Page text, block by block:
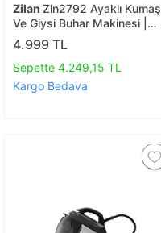
Zilan Zln2792 Ayaklı Kumaş
Ve Giysi Buhar Makinesi |
Dikey Buharlı Ütü | Kırışık
Giderici | 1.7 L. 2000 W
4.999 TL
Sepette 4.249,15 TL
Kargo Bedava